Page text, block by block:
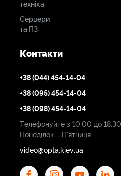
техніка
Сервери
та ПЗ
Контакти
+38 (044) 454-14-04
+38 (095) 454-14-04
+38 (098) 454-14-04
Телефонуйте з 10:00 до 18:30
Понеділок – П'ятниця
video@opta.kiev.ua